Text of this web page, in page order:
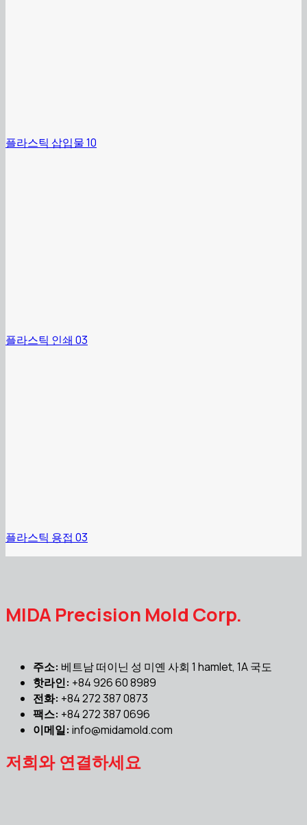
플라스틱 삽입물 10
플라스틱 인쇄 03
플라스틱 용접 03
MIDA Precision Mold Corp.
주소: 베트남 떠이닌 성 미옌 사회 1 hamlet, 1A 국도
핫라인: +84 926 60 8989
전화: +84 272 387 0873
팩스: +84 272 387 0696
이메일: info@midamold.com
저희와 연결하세요